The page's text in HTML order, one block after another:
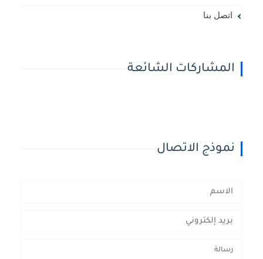
اتصل بنا
المشاركات الشائعة
نموذج الاتصال